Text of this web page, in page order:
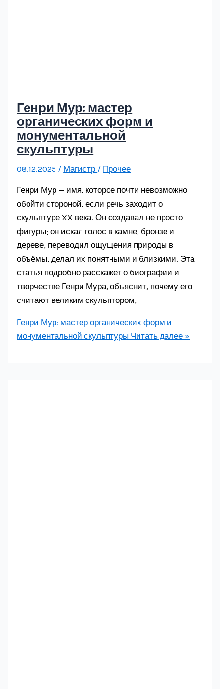
Генри Мур: мастер
органических форм и
монументальной
скульптуры
08.12.2025 / Магистр / Прочее
Генри Мур — имя, которое почти невозможно
обойти стороной, если речь заходит о
скульптуре XX века. Он создавал не просто
фигуры; он искал голос в камне, бронзе и
дереве, переводил ощущения природы в
объёмы, делал их понятными и близкими. Эта
статья подробно расскажет о биографии и
творчестве Генри Мура, объяснит, почему его
считают великим скульптором,
Генри Мур: мастер органических форм и
монументальной скульптуры Читать далее »